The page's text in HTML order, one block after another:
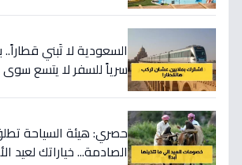
السعودية لا تَبني
حصري: هيئة السياحة
الصادمة... خياراتك لعيد